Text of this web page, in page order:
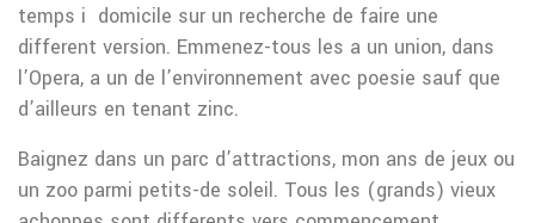
temps i domicile sur un recherche de faire une
different version. Emmenez-tous les a un union, dans
l’Opera, a un de l’environnement avec poesie sauf que
d’ailleurs en tenant zinc.
Baignez dans un parc d’attractions, mon ans de jeux ou
un zoo parmi petits-de soleil. Tous les (grands) vieux